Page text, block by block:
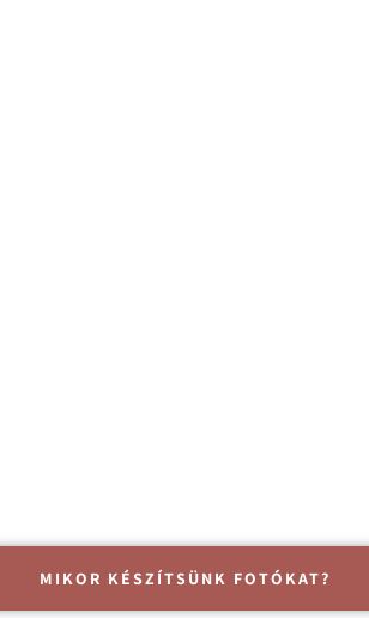
MIKOR KÉSZÍTSÜNK FOTÓKAT?